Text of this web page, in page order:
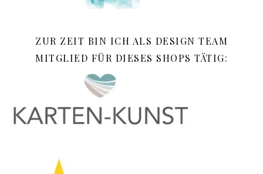
ZUR ZEIT BIN ICH ALS DESIGN TEAM
MITGLIED FÜR DIESES SHOPS TÄTIG: